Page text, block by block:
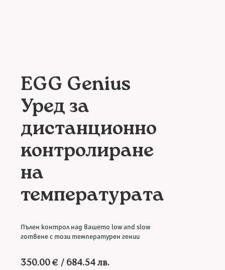
EGG Genius
Уред за
дистанционно
контролиране
на
температурата
Пълен контрол над вашето low and slow
готвене с този температурен гении
350.00€ / 684.54 лв.